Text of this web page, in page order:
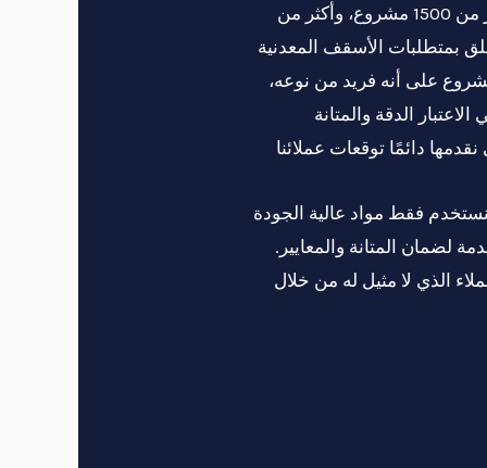
20 عامًا. لقد نجحنا في تسليم أكثر من 1500 مشروع، وأكثر من
بمتطلبات الأسقف المعدنية
على أنه فريد من نوعه،
الدقة والمتانة
دائمًا توقعات عملائنا
فقط مواد عالية الجودة
لضمان المتانة والمعايير.
الذي لا مثيل له من خلال